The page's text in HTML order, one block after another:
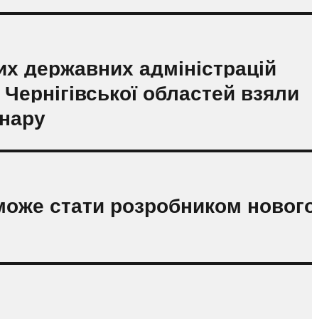
державних адміністрацій
областей взяли
стати розробником